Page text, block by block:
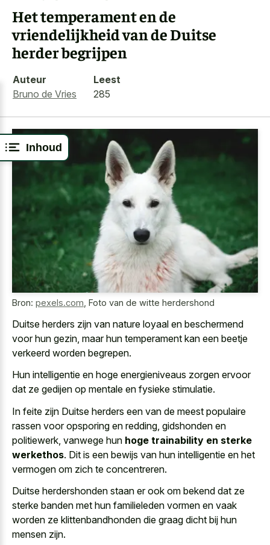
Inhoud
Het temperament en de
vriendelijkheid van de Duitse
herder begrijpen
Auteur
Bruno de Vries
Leest
285
Bron: pexels.com Foto van de witte herdershond
Duitse herders zijn van nature loyaal en beschermend
voor hun gezin, maar hun temperament kan een beetje
verkeerd worden begrepen.
Hun intelligentie en hoge energieniveaus zorgen ervoor
dat ze gedijen op mentale en fysieke stimulatie.
In feite zijn Duitse herders een van de meest populaire
rassen voor opsporing en redding, gidshonden en
politiewerk, vanwege hun hoge trainability en sterke
werkethos. Dit is een bewijs van hun intelligentie en het
vermogen om zich te concentreren.
Duitse herdershonden staan er ook om bekend dat ze
sterke banden met hun familieleden vormen en vaak
worden ze klittenbandhonden die graag dicht bij hun
mensen zijn.